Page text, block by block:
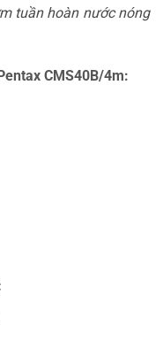
tuần hoàn nước nóng
CMS40B/4m: